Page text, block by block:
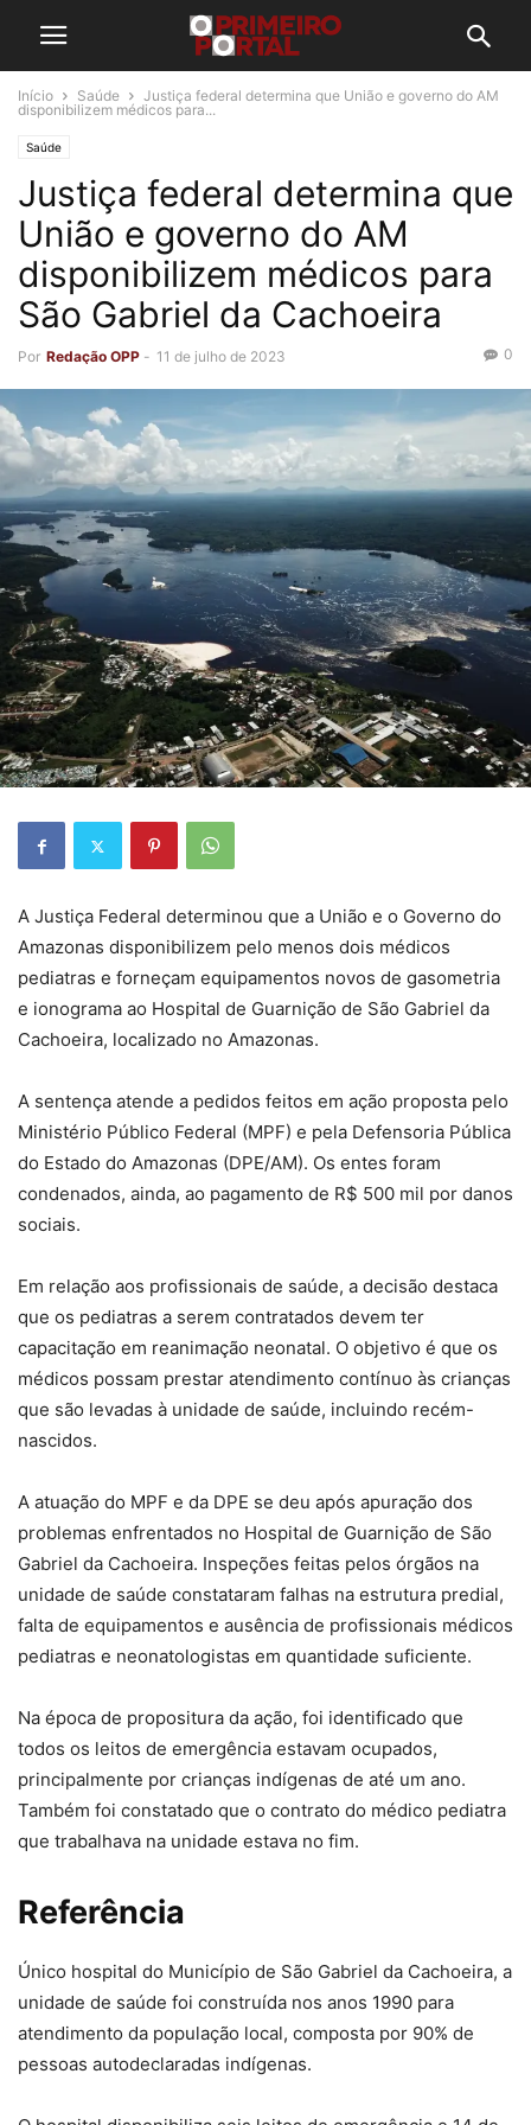
Início Saúde
Justiça federal determina que União e governo do AM
disponibilizem médicos para...
Saúde
Justiça federal determina que
União e governo do AM
disponibilizem médicos para
São Gabriel da Cachoeira
Por Redação OPP - 11 de julho de 2023 0
A Justiça Federal determinou que a União e o Governo do
Amazonas disponibilizem pelo menos dois médicos
pediatras e forneçam equipamentos novos de gasometria
e ionograma ao Hospital de Guarnição de São Gabriel da
Cachoeira, localizado no Amazonas.
A sentença atende a pedidos feitos em ação proposta pelo
Ministério Público Federal (MPF) e pela Defensoria Pública
do Estado do Amazonas (DPE/AM). Os entes foram
condenados, ainda, ao pagamento de R$ 500 mil por danos
sociais.
Em relação aos profissionais de saúde, a decisão destaca
que os pediatras a serem contratados devem ter
capacitação em reanimação neonatal. O objetivo é que os
médicos possam prestar atendimento contínuo às crianças
que são levadas à unidade de saúde, incluindo recém-
nascidos.
A atuação do MPF e da DPE se deu após apuração dos
problemas enfrentados no Hospital de Guarnição de São
Gabriel da Cachoeira. Inspeções feitas pelos órgãos na
unidade de saúde constataram falhas na estrutura predial,
falta de equipamentos e ausência de profissionais médicos
pediatras e neonatologistas em quantidade suficiente.
Na época de propositura da ação, foi identificado que
todos os leitos de emergência estavam ocupados,
principalmente por crianças indígenas de até um ano.
Também foi constatado que o contrato do médico pediatra
que trabalhava na unidade estava no fim.
Referência
Único hospital do Município de São Gabriel da Cachoeira, a
unidade de saúde foi construída nos anos 1990 para
atendimento da população local, composta por 90% de
pessoas autodeclaradas indígenas.